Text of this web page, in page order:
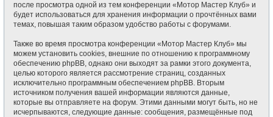
после просмотра одной из тем конференции «Мотор Мастер Клуб» и
будет использоваться для хранения информации о прочтённых вами
темах, повышая таким образом удобство работы с форумами.
Также во время просмотра конференции «Мотор Мастер Клуб» мы
можем установить cookies, внешние по отношению к программному
обеспечению phpBB, однако они выходят за рамки этого документа,
целью которого является рассмотрение страниц, созданных
исключительно программным обеспечением phpBB. Вторым
источником получения вашей информации являются данные,
которые вы отправляете на форум. Этими данными могут быть, но не
исчерпываются, следующие данные: сообщения, размещённые под